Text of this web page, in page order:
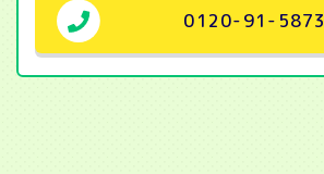
0120-91-5873